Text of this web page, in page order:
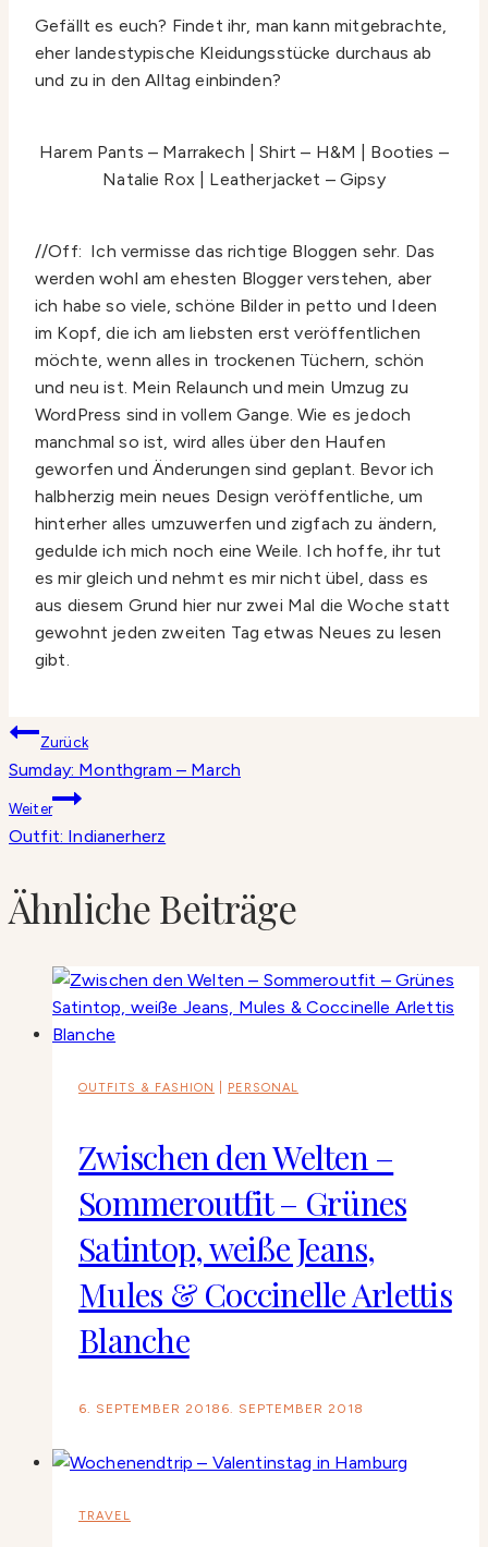
Gefällt es euch? Findet ihr, man kann mitgebrachte,
eher landestypische Kleidungsstücke durchaus ab
und zu in den Alltag einbinden?
Harem Pants – Marrakech | Shirt – H&M | Booties –
Natalie Rox | Leatherjacket – Gipsy
//Off: Ich vermisse das richtige Bloggen sehr. Das
werden wohl am ehesten Blogger verstehen, aber
ich habe so viele, schöne Bilder in petto und Ideen
im Kopf, die ich am liebsten erst veröffentlichen
möchte, wenn alles in trockenen Tüchern, schön
und neu ist. Mein Relaunch und mein Umzug zu
WordPress sind in vollem Gange. Wie es jedoch
manchmal so ist, wird alles über den Haufen
geworfen und Änderungen sind geplant. Bevor ich
halbherzig mein neues Design veröffentliche, um
hinterher alles umzuwerfen und zigfach zu ändern,
gedulde ich mich noch eine Weile. Ich hoffe, ihr tut
es mir gleich und nehmt es mir nicht übel, dass es
aus diesem Grund hier nur zwei Mal die Woche statt
gewohnt jeden zweiten Tag etwas Neues zu lesen
gibt.
Beitragsnavigation
Zurück
Sumday: Monthgram – March
Weiter
Outfit: Indianerherz
Ähnliche Beiträge
OUTFITS & FASHION PERSONAL
Zwischen den Welten –
Sommeroutfit – Grünes
Satintop, weiße Jeans,
Mules & Coccinelle Arlettis
Blanche
6. SEPTEMBER 2018 6. SEPTEMBER 2018
TRAVEL